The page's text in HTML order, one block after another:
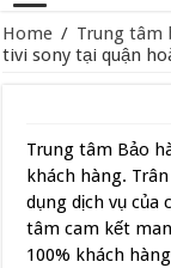
Home / Trung tâm
tivi sony tại quận
Trung tâm Bảo
khách hàng.
dụng dịch vụ
tâm cam kết
100% khách